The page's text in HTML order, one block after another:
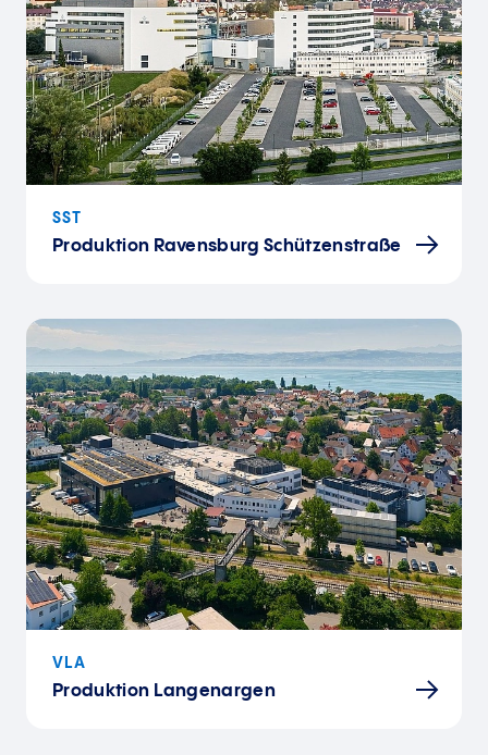
SST
Produktion Ravensburg Schützenstraße
VLA
Produktion Langenargen